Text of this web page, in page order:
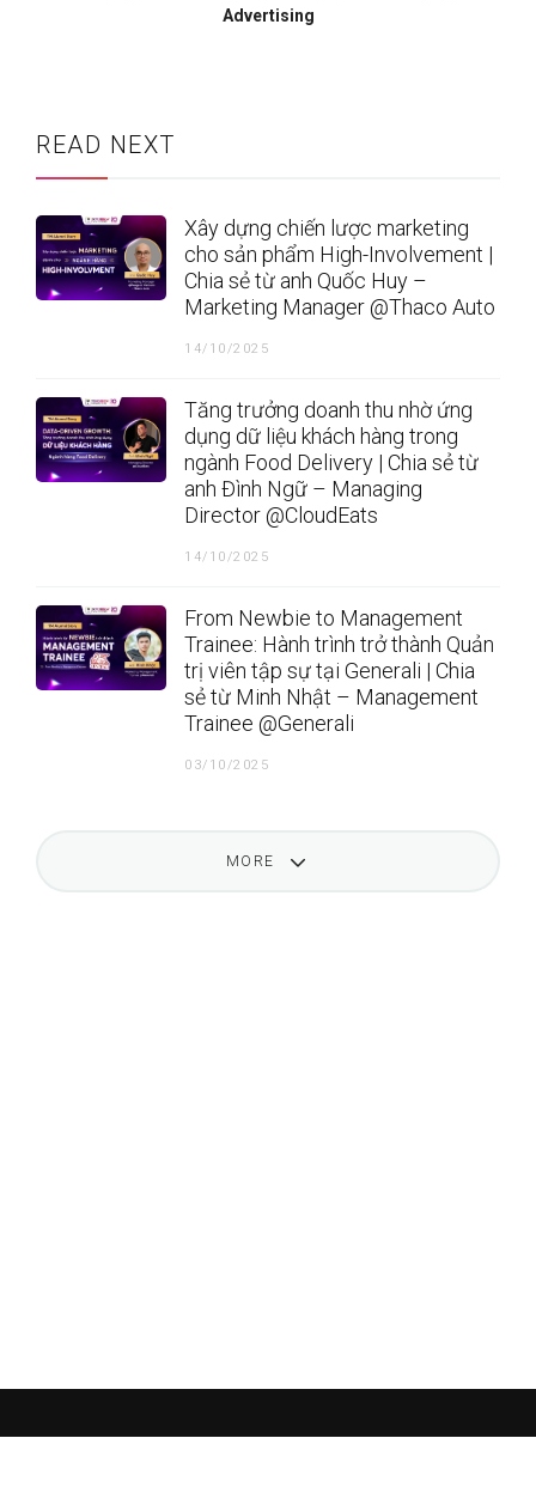
Advertising
READ NEXT
Xây dựng chiến lược marketing
cho sản phẩm High-Involvement |
Chia sẻ từ anh Quốc Huy –
Marketing Manager @Thaco Auto
14/10/2025
Tăng trưởng doanh thu nhờ ứng
dụng dữ liệu khách hàng trong
ngành Food Delivery | Chia sẻ từ
anh Đình Ngữ – Managing
Director @CloudEats
14/10/2025
From Newbie to Management
Trainee: Hành trình trở thành Quản
trị viên tập sự tại Generali | Chia
sẻ từ Minh Nhật – Management
Trainee @Generali
03/10/2025
MORE